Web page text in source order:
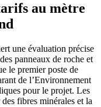
au mètre
une évaluation précise
panneaux de roche et
le premier poste de
de l’Environnement
pour le projet. Les
fibres minérales et la